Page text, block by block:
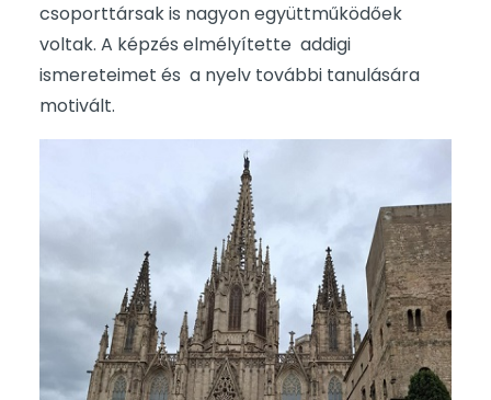
csoporttársak is nagyon együttműködőek
voltak. A képzés elmélyítette addigi
ismereteimet és a nyelv további tanulására
motivált.